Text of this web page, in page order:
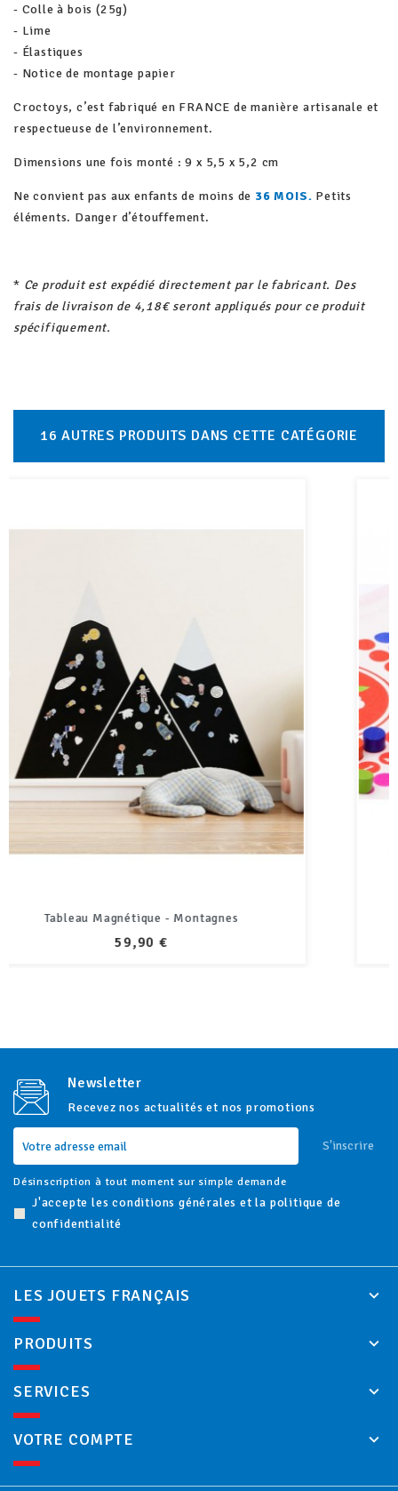
- Colle à bois (25g)
- Lime
- Élastiques
- Notice de montage papier
Croctoys, c’est fabriqué en FRANCE de manière artisanale et
respectueuse de l’environnement.
Dimensions une fois monté : 9 x 5,5 x 5,2 cm
Ne convient pas aux enfants de moins de 36 MOIS. Petits
éléments. Danger d’étouffement.
* Ce produit est expédié directement par le fabricant. Des
frais de livraison de 4,18€ seront appliqués pour ce produit
spécifiquement.
16 AUTRES PRODUITS DANS CETTE CATÉGORIE
Dada
Newsletter
Recevez nos actualités et nos promotions
S'inscrire
Désinscription à tout moment sur simple demande
J'accepte les conditions générales et la politique de
confidentialité
LES JOUETS FRANÇAIS
PRODUITS
SERVICES
VOTRE COMPTE